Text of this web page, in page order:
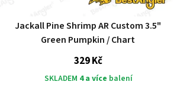
Jackall Pine Shrimp AR Custom 3.5"
Green Pumpkin / Chart
329 Kč
SKLADEM 4 a více balení